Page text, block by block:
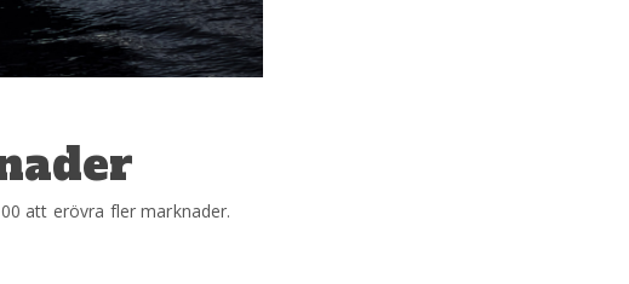
att erövra fler marknader.